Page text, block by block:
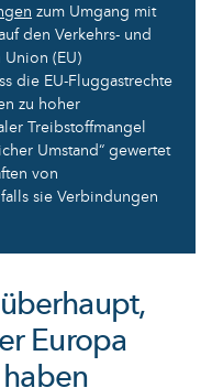
zum Umgang mit
den Verkehrs- und
(EU)
die EU-Fluggastrechte
zu hoher
Treibstoffmangel
Umstand“ gewertet
von
sie Verbindungen
Europa